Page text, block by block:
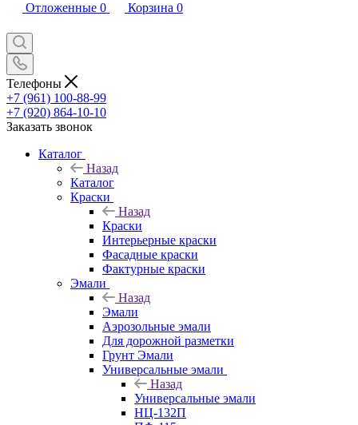
Отложенные 0 Корзина 0
Телефоны
+7 (961) 100-88-99
+7 (920) 864-10-10
Заказать звонок
Каталог
Назад
Каталог
Краски
Назад
Краски
Интерьерные краски
Фасадные краски
Фактурные краски
Эмали
Назад
Эмали
Аэрозольные эмали
Для дорожной разметки
Грунт Эмали
Универсальные эмали
Назад
Универсальные эмали
НЦ-132П